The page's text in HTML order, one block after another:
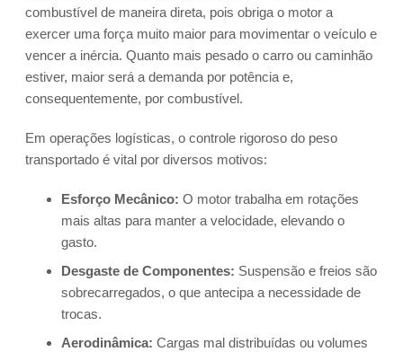
combustível de maneira direta, pois obriga o motor a
exercer uma força muito maior para movimentar o veículo e
vencer a inércia. Quanto mais pesado o carro ou caminhão
estiver, maior será a demanda por potência e,
consequentemente, por combustível.
Em operações logísticas, o controle rigoroso do peso
transportado é vital por diversos motivos:
Esforço Mecânico: O motor trabalha em rotações
mais altas para manter a velocidade, elevando o
gasto.
Desgaste de Componentes: Suspensão e freios são
sobrecarregados, o que antecipa a necessidade de
trocas.
Aerodinâmica: Cargas mal distribuídas ou volumes